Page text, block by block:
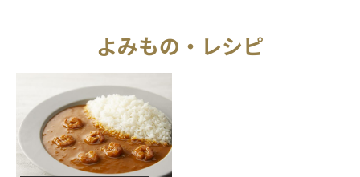
よみもの・レシピ